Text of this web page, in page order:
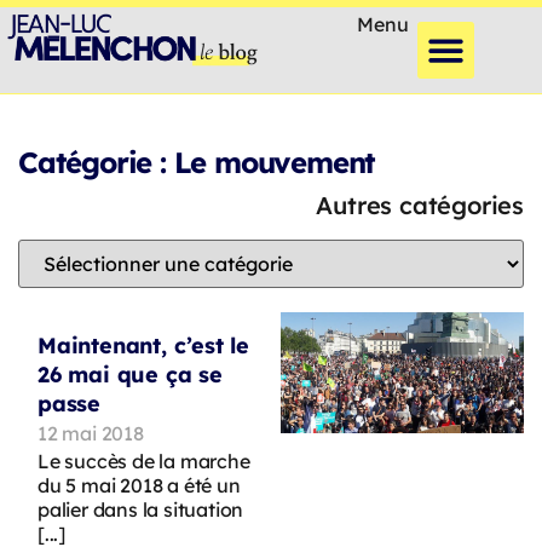
Menu
Catégorie : Le mouvement
Autres catégories
Maintenant, c’est le
26 mai que ça se
passe
12 mai 2018
Le succès de la marche
du 5 mai 2018 a été un
palier dans la situation
[...]